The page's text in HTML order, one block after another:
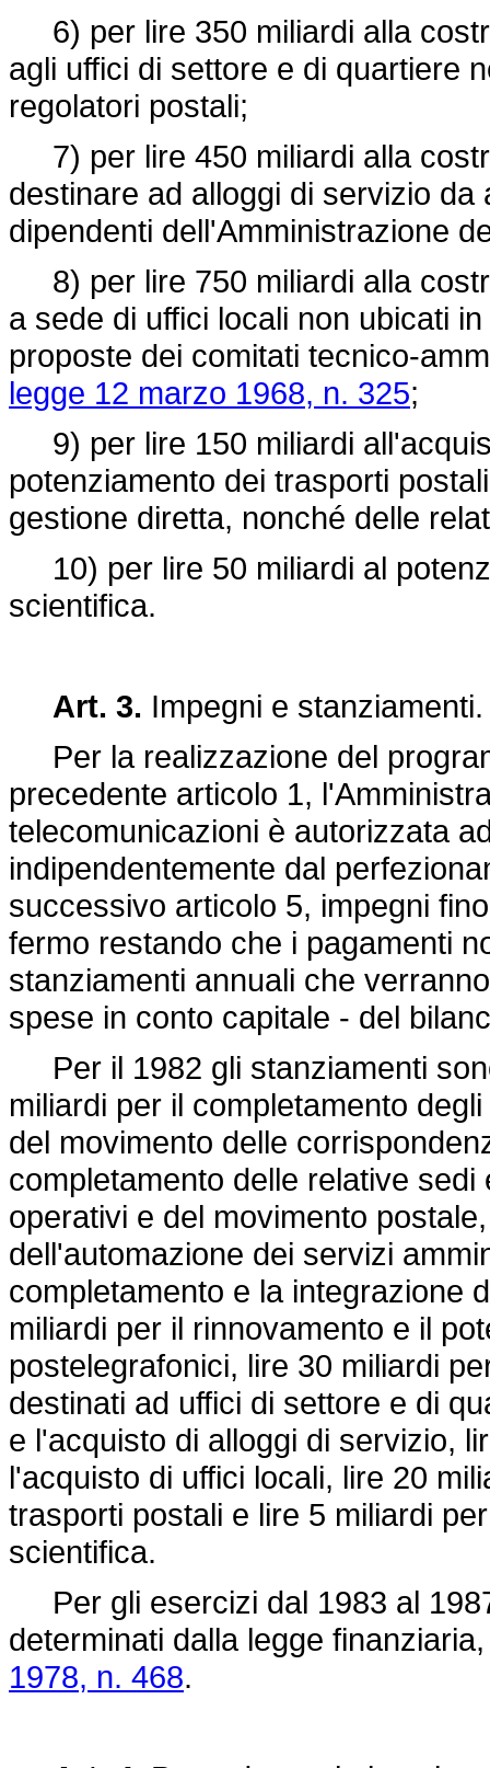
6) per lire 350 miliardi alla
agli uffici di settore e di quartiere
regolatori postali;
7) per lire 450 miliardi alla
destinare ad alloggi di servizio
dipendenti dell'Amministrazione
8) per lire 750 miliardi alla
a sede di uffici locali non ubicati
proposte dei comitati tecnico-
legge 12 marzo 1968, n. 325;
9) per lire 150 miliardi
potenziamento dei trasporti
gestione diretta, nonché delle
10) per lire 50 miliardi al
scientifica.
Art. 3. Impegni e stanziamenti.
Per la realizzazione del
precedente articolo 1,
telecomunicazioni è autorizzata
indipendentemente dal
successivo articolo 5, impegni
fermo restando che i pagamenti
stanziamenti annuali che
spese in conto capitale - del
Per il 1982 gli stanziamenti
miliardi per il completamento
del movimento delle
completamento delle relative
operativi e del movimento
dell'automazione dei servizi
completamento e la integrazione
miliardi per il rinnovamento e il
postelegrafonici, lire 30 miliardi
destinati ad uffici di settore e di
e l'acquisto di alloggi di servizio,
l'acquisto di uffici locali, lire 20
trasporti postali e lire 5 miliardi
scientifica.
Per gli esercizi dal 1983 al
determinati dalla legge
1978, n. 468.